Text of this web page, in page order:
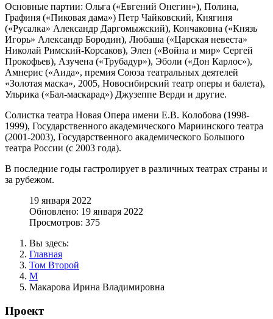
Основные партии: Ольга («Евгений Онегин»), Полина,
Графиня («Пиковая дама») Петр Чайковский, Княгиня
(«Русалка» Александр Даргомыжский), Кончаковна («Князь
Игорь» Александр Бородин), Любаша («Царская невеста»
Николай Римский-Корсаков), Элен («Война и мир» Сергей
Прокофьев), Азучена («Трубадур»), Эболи («Дон Карлос»),
Амнерис («Аида», премия Союза театральных деятелей
«Золотая маска», 2005, Новосибирский театр оперы и балета),
Ульрика («Бал-маскарад») Джузеппе Верди и другие.
Солистка театра Новая Опера имени Е.В. Колобова (1998-
1999), Государственного академического Мариинского театра
(2001-2003), Государственного академического Большого
театра России (с 2003 года).
В последние годы гастролирует в различных театрах страны и
за рубежом.
19 января 2022
Обновлено: 19 января 2022
Просмотров: 375
Вы здесь:
Главная
Том Второй
М
Макарова Ирина Владимировна
Проект